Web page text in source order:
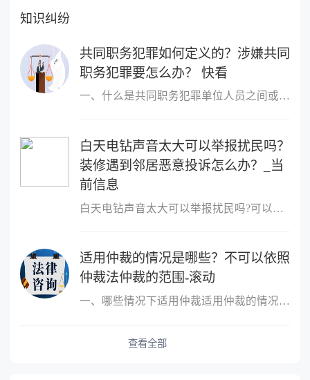
知识纠纷
共同职务犯罪如何定义的？涉嫌共同
职务犯罪要怎么办？ 快看
一、什么是共同职务犯罪单位人员之间或者单位人员与单位以外的人员
白天电钻声音太大可以举报扰民吗？
装修遇到邻居恶意投诉怎么办？_当
前信息
白天电钻声音太大可以举报扰民吗?可以举报扰民,可以向民警反映或者
适用仲裁的情况是哪些？不可以依照
仲裁法仲裁的范围-滚动
一、哪些情况下适用仲裁适用仲裁的情况是，平等主体的公民、法人和
查看全部